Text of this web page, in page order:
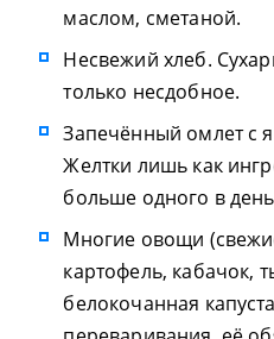
маслом, сметаной.
Несвежий хлеб.
только несдобное.
Запечённый омлет с
Желтки лишь как
больше одного в
Многие овощи
картофель, кабачок,
белокочанная